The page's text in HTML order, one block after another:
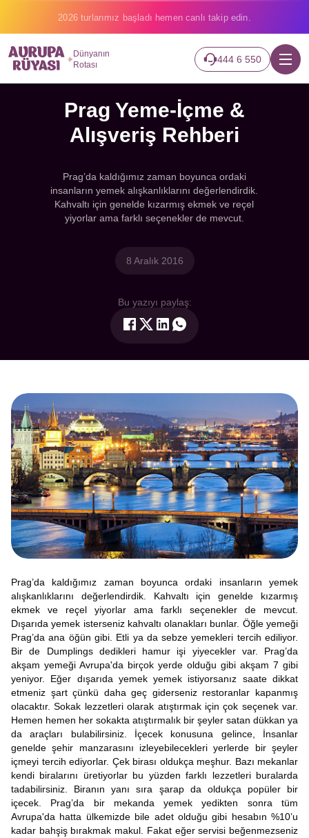
2026 turlarımız başladı hemen canlı takip edin.
Dünyanın
Rotası
444 6 550
Prag Yeme-İçme &
Alışveriş Rehberi
Prag’da kaldığımız zaman boyunca ordaki
insanların yemek alışkanlıklarını değerlendirdik.
Kahvaltı için genelde kızarmış ekmek ve reçel
yiyorlar ama farklı seçenekler de mevcut.
8 Aralık 2016
Bu yazıyı paylaş:
Prag’da kaldığımız zaman boyunca ordaki insanların yemek
alışkanlıklarını değerlendirdik. Kahvaltı için genelde kızarmış
ekmek ve reçel yiyorlar ama farklı seçenekler de mevcut.
Dışarıda yemek isterseniz kahvaltı olanakları bunlar. Öğle yemeği
Prag’da ana öğün gibi. Etli ya da sebze yemekleri tercih ediliyor.
Bir de Dumplings dedikleri hamur işi yiyecekler var. Prag’da
akşam yemeği Avrupa'da birçok yerde olduğu gibi akşam 7 gibi
yeniyor. Eğer dışarıda yemek yemek istiyorsanız saate dikkat
etmeniz şart çünkü daha geç giderseniz restoranlar kapanmış
olacaktır. Sokak lezzetleri olarak atıştırmak için çok seçenek var.
Hemen hemen her sokakta atıştırmalık bir şeyler satan dükkan ya
da araçları bulabilirsiniz. İçecek konusuna gelince, İnsanlar
genelde şehir manzarasını izleyebilecekleri yerlerde bir şeyler
içmeyi tercih ediyorlar. Çek birası oldukça meşhur. Bazı mekanlar
kendi biralarını üretiyorlar bu yüzden farklı lezzetleri buralarda
tadabilirsiniz. Biranın yanı sıra şarap da oldukça popüler bir
içecek. Prag’da bir mekanda yemek yedikten sonra tüm
Avrupa'da hatta ülkemizde bile adet olduğu gibi hesabın %10’u
kadar bahşiş bırakmak makul. Fakat eğer servisi beğenmezseniz